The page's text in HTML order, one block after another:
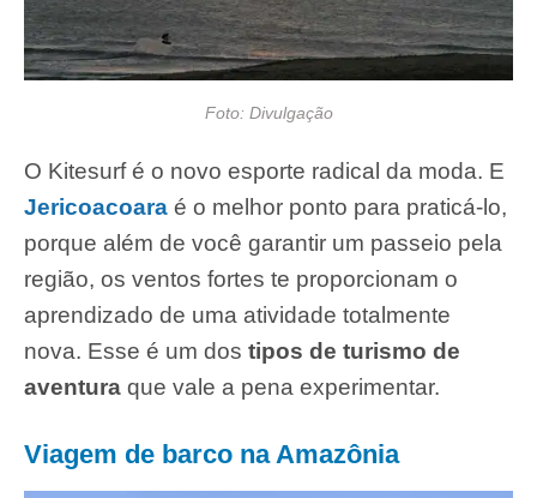
Foto: Divulgação
O Kitesurf é o novo esporte radical da moda. E
Jericoacoara é o melhor ponto para praticá-lo,
porque além de você garantir um passeio pela
região, os ventos fortes te proporcionam o
aprendizado de uma atividade totalmente
nova. Esse é um dos tipos de turismo de
aventura que vale a pena experimentar.
Viagem de barco na Amazônia